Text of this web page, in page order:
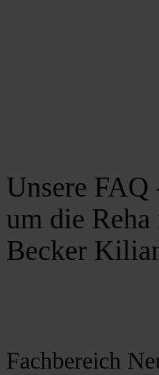
Unsere
um die
Becker
Fachbereich